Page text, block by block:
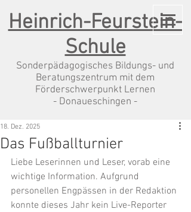
Heinrich-Feurstein-
Schule
Sonderpädagogisches Bildungs- und
Beratungszentrum mit dem
Förderschwerpunkt Lernen
- Donaueschingen -
Das Fußballturnier
18. Dez. 2025
Liebe Leserinnen und Leser, vorab eine
wichtige Information. Aufgrund
personellen Engpässen in der Redaktion
konnte dieses Jahr kein Live-Reporter